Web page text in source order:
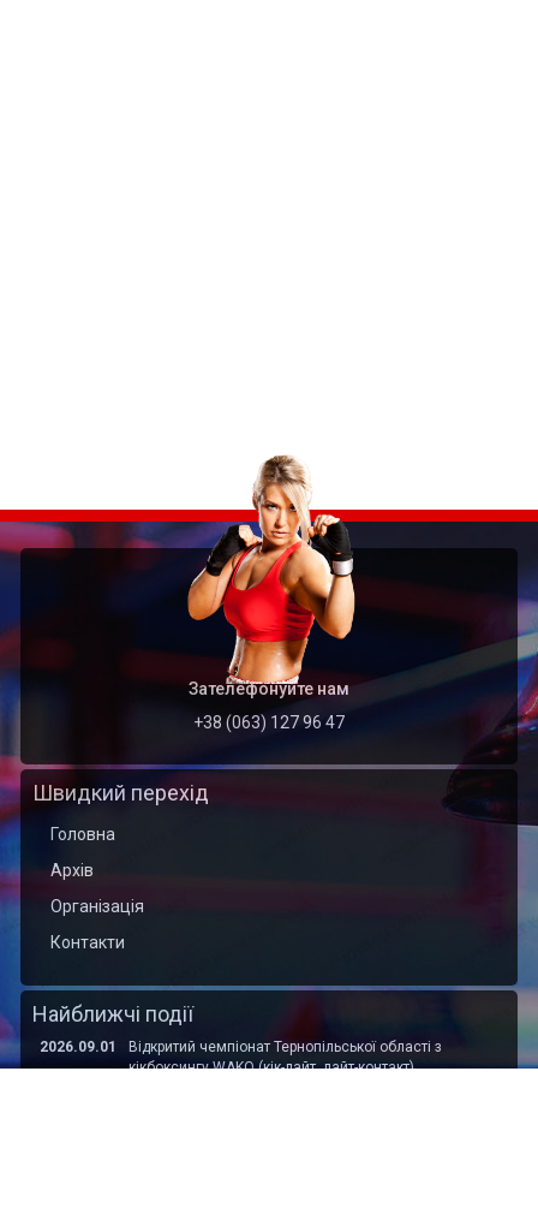
Зателефонуйте нам
+38 (063) 127 96 47
Швидкий перехід
Головна
Архів
Організація
Контакти
Найближчі події
2026.09.01
Відкритий чемпіонат Тернопільської області з
кікбоксингу WAKO (кік-лайт, лайт-контакт)